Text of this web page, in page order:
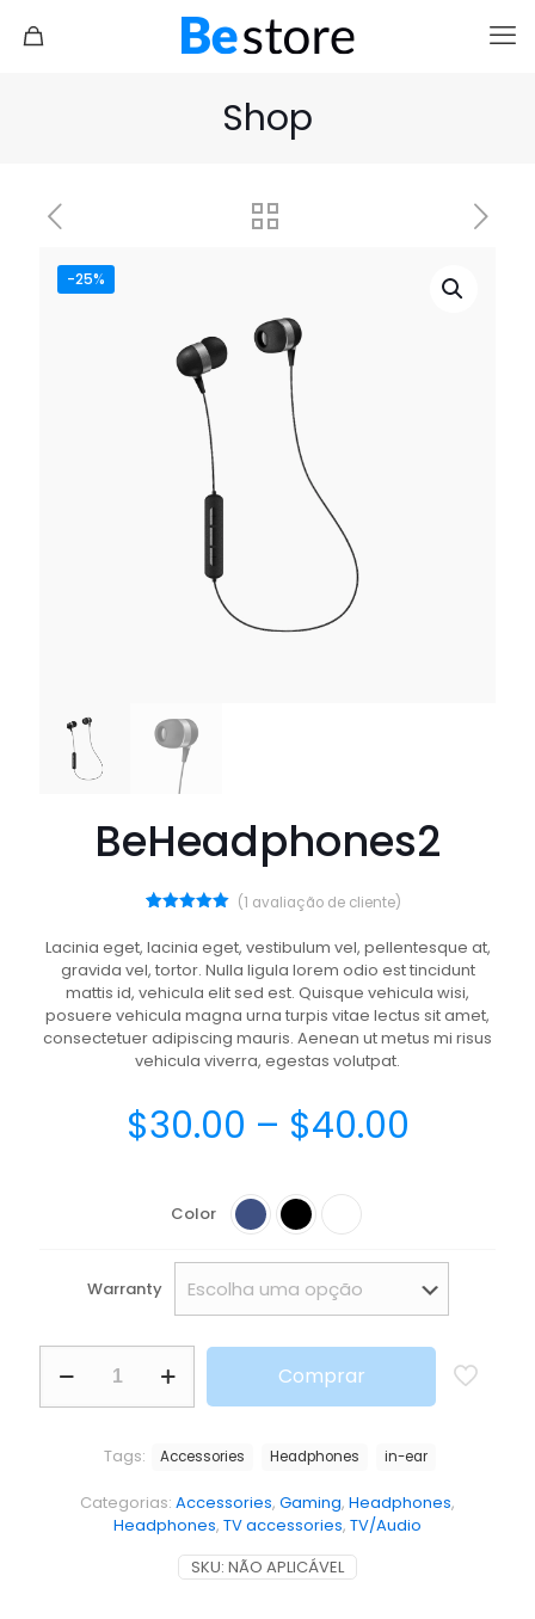
Shop
-25%
BeHeadphones2
de 5, com
baseado
em
avaliação
de cliente
(1 avaliação de cliente)
Lacinia eget, lacinia eget, vestibulum vel, pellentesque at,
gravida vel, tortor. Nulla ligula lorem odio est tincidunt
mattis id, vehicula elit sed est. Quisque vehicula wisi,
posuere vehicula magna urna turpis vitae lectus sit amet,
consectetuer adipiscing mauris. Aenean ut metus mi risus
vehicula viverra, egestas volutpat.
$30.00 – $40.00
Color
Warranty
Comprar
SKU: NÃO APLICÁVEL
Categorias: Accessories, Gaming, Headphones,
Headphones, TV accessories, TV/Audio
Tags: Accessories Headphones in-ear